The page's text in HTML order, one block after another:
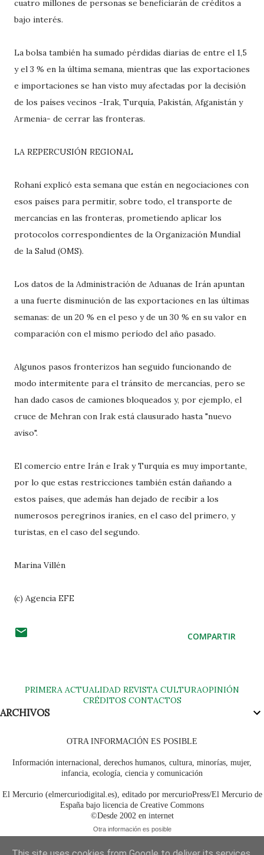
cuatro millones de personas se beneficiarán de créditos a
bajo interés.
La bolsa también ha sumado pérdidas diarias de entre el 1,5
y el 3 % en la última semana, mientras que las exportaciones
e importaciones se han visto muy afectadas por la decisión
de los países vecinos -Irak, Turquía, Pakistán, Afganistán y
Armenia- de cerrar las fronteras.
LA REPERCUSIÓN REGIONAL
Rohaní explicó esta semana que están en negociaciones con
esos países para permitir, sobre todo, el transporte de
mercancías en las fronteras, prometiendo aplicar los
protocolos correspondientes de la Organización Mundial
de la Salud (OMS).
Los datos de la Administración de Aduanas de Irán apuntan
a una fuerte disminución de las exportaciones en las últimas
semanas: de un 20 % en el peso y de un 30 % en su valor en
comparación con el mismo período del año pasado.
Algunos pasos fronterizos han seguido funcionando de
modo intermitente para el tránsito de mercancías, pero se
han dado casos de camiones bloqueados y, por ejemplo, el
cruce de Mehran con Irak está clausurado hasta "nuevo
aviso".
El comercio entre Irán e Irak y Turquía es muy importante,
por lo que estas restricciones también están dañando a
estos países, que además han dejado de recibir a los
numerosos peregrinos iraníes, en el caso del primero, y
turistas, en el caso del segundo.
Marina Villén
(c) Agencia EFE
COMPARTIR
PRIMERA ACTUALIDAD REVISTA CULTURAOPINIÓN
CRÉDITOSCONTACTOS
ARCHIVOS
OTRA INFORMACIÓN ES POSIBLE
Información internacional, derechos humanos, cultura, minorías, mujer,
infancia, ecología, ciencia y comunicación
El Mercurio (elmercuriodigital.es), editado por mercurioPress/El Mercurio de
España bajo licencia de Creative Commons
©Desde 2002 en internet
Otra información es posible